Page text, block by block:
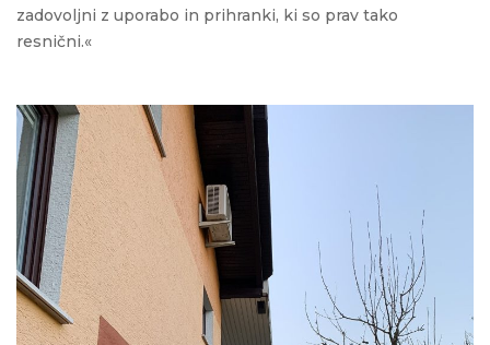
zadovoljni z uporabo in prihranki, ki so prav tako
resnični.«